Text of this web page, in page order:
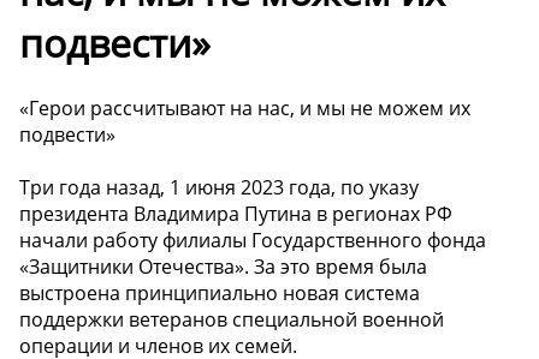
подвести»
«Герои рассчитывают на нас, и мы не можем их
подвести»
Три года назад, 1 июня 2023 года, по указу
президента Владимира Путина в регионах РФ
начали работу филиалы Государственного фонда
«Защитники Отечества». За это время была
выстроена принципиально новая система
поддержки ветеранов специальной военной
операции и членов их семей.